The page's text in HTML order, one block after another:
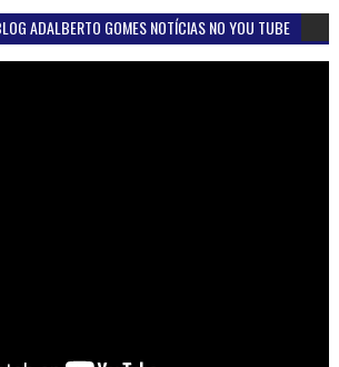
ADALBERTO GOMES NOTÍCIAS NO YOU TUBE